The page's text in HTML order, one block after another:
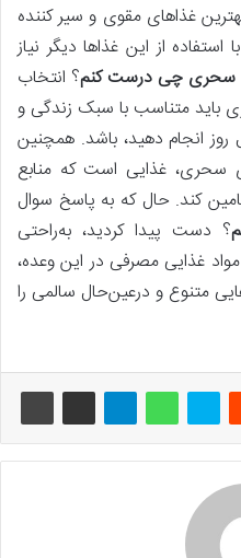
غذاهای مقوی و سیر کننده
از این غذاها دیگر نیاز
سحری چی درست کنم؟ انتخاب
متناسب با سبک زندگی و
انجام دهید، باشد. همچنین
سحری، غذایی است که منابع
کند. حال که به پاسخ سوال
؟ دست پیدا کردید، به‌راحتی
غذایی مصرفی در این وعده،
متنوع و درعین‌حال سالمی را